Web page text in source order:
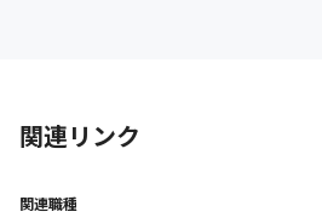
関連リンク
関連職種